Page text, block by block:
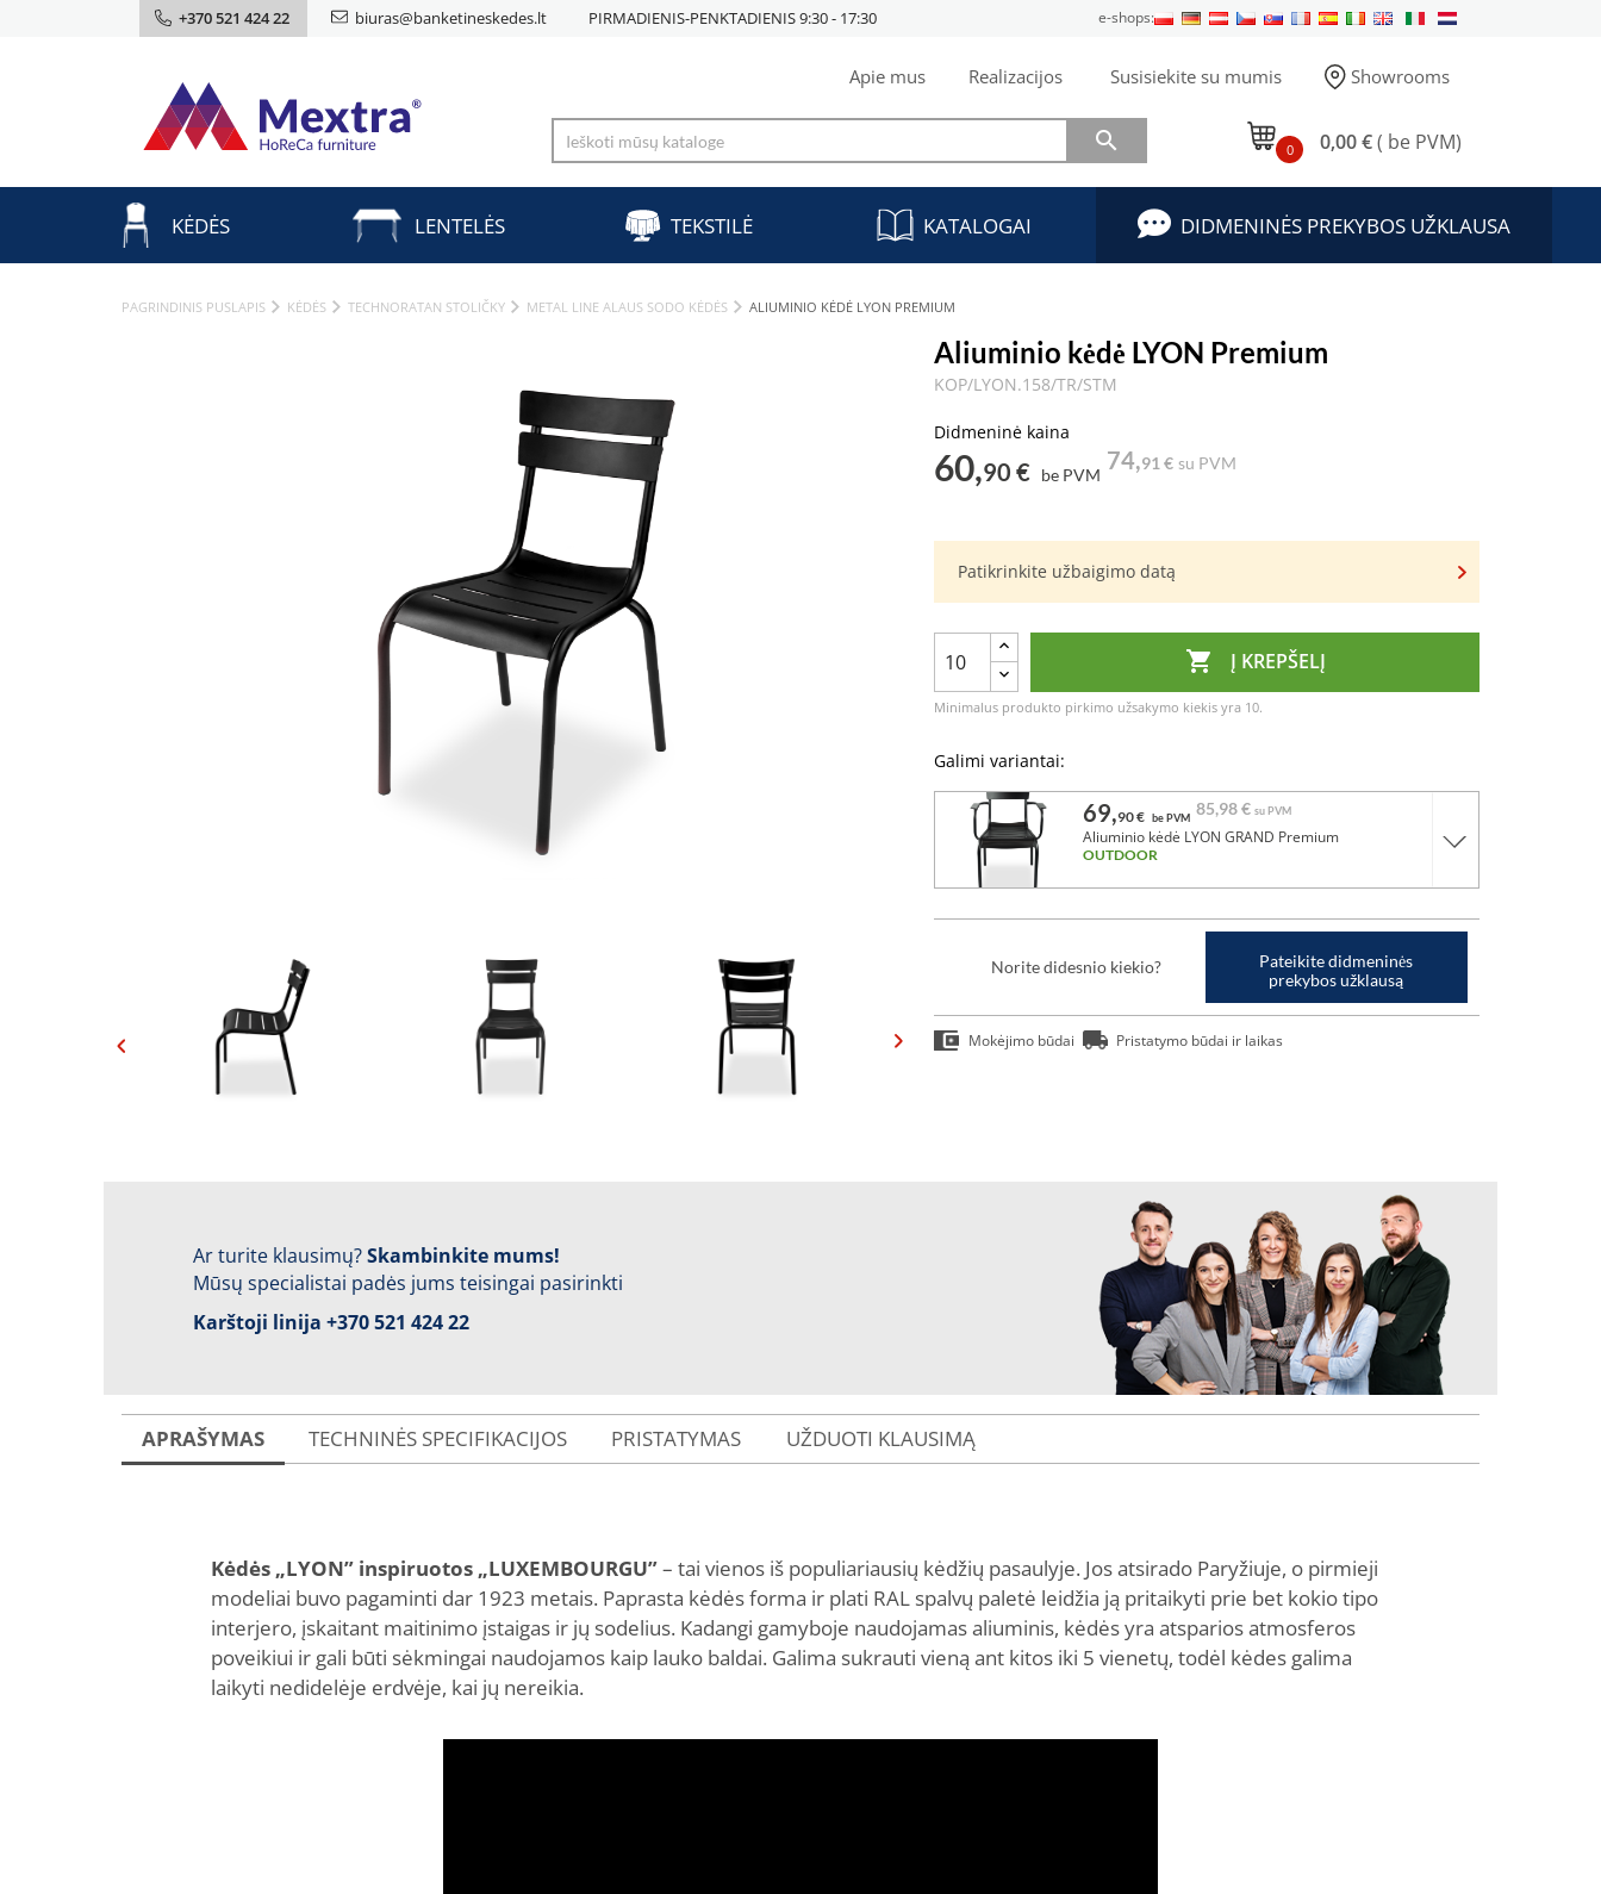
+370 521 424 22 biuras@banketineskedes.lt PIRMADIENIS-PENKTADIENIS 9:30 - 17:30 e-shops:
Apie mus Realizacijos Susisiekite su mumis Showrooms
 0 0,00 €( be PVM)
KĖDĖS LENTELĖS TEKSTILĖ KATALOGAI DIDMENINĖS PREKYBOS UŽKLAUSA
PAGRINDINIS PUSLAPIS KĖDĖS TECHNORATAN STOLIČKY METAL LINE ALAUS SODO KĖDĖS ALIUMINIO KĖDĖ LYON PREMIUM
Aliuminio kėdė LYON Premium
KOP/LYON.158/TR/STM
Didmeninė kaina
60,90 € be PVM
74,91 € su PVM
Patikrinkite užbaigimo datą
 Į KREPŠELĮ
Minimalus produkto pirkimo užsakymo kiekis yra 10.
Galimi variantai:
69,90 € be PVM 85,98 € su PVM
Aliuminio kėdė LYON GRAND Premium
OUTDOOR
Norite didesnio kiekio?
Pateikite didmeninės
prekybos užklausą
Mokėjimo būdai Pristatymo būdai ir laikas
Ar turite klausimų?Skambinkite mums!
Mūsų specialistai padės jums teisingai pasirinkti
Karštoji linija +370 521 424 22
APRAŠYMAS TECHNINĖS SPECIFIKACIJOS PRISTATYMAS UŽDUOTI KLAUSIMĄ
Kėdės „LYON” inspiruotos „LUXEMBOURGU”– tai vienos iš populiariausių kėdžių pasaulyje. Jos atsirado Paryžiuje, o pirmieji
modeliai buvo pagaminti dar 1923 metais. Paprasta kėdės forma ir plati RAL spalvų paletė leidžia ją pritaikyti prie bet kokio tipo
interjero, įskaitant maitinimo įstaigas ir jų sodelius. Kadangi gamyboje naudojamas aliuminis, kėdės yra atsparios atmosferos
poveikiui ir gali būti sėkmingai naudojamos kaip lauko baldai. Galima sukrauti vieną ant kitos iki 5 vienetų, todėl kėdes galima
laikyti nedidelėje erdvėje, kai jų nereikia.